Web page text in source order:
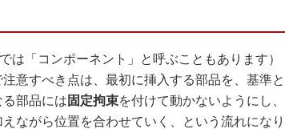
「コンポーネント」と呼ぶこともあります）
意すべき点は、最初に挿入する部品を、基準と
部品には 固定拘束を付けて動かないようにし、
ながら位置を合わせていく、という流れになり